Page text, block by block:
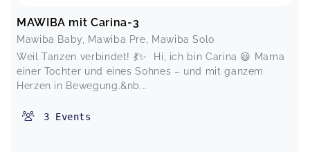
MAWIBA mit Carina-3
Mawiba Baby, Mawiba Pre, Mawiba Solo
Weil Tanzen verbindet! 💃✨ Hi, ich bin Carina 😃 Mama
einer Tochter und eines Sohnes – und mit ganzem
Herzen in Bewegung.&nb...
3 Events